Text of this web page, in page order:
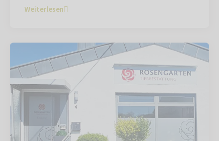
Weiterlesen